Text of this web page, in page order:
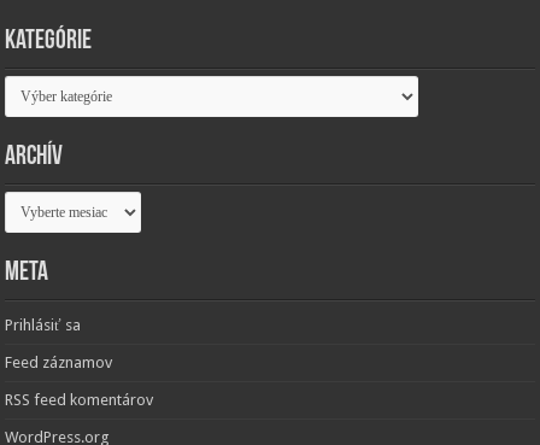
Kategórie
Kategórie
Archív
Archív
Meta
Prihlásiť sa
Feed záznamov
RSS feed komentárov
WordPress.org